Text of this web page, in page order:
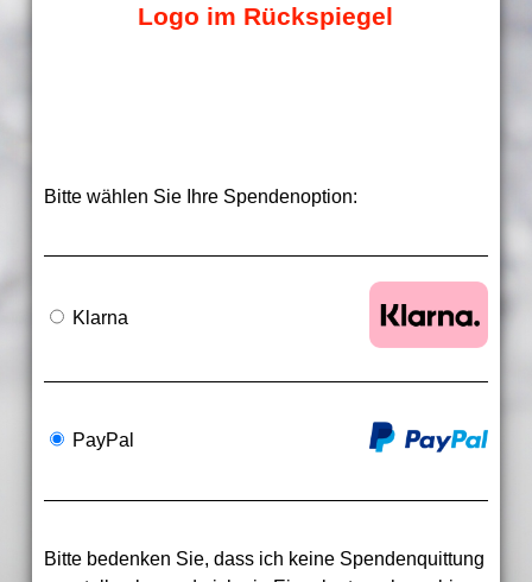
Logo im Rückspiegel
Bitte wählen Sie Ihre Spendenoption:
Klarna
PayPal
Bitte bedenken Sie, dass ich keine Spendenquittung